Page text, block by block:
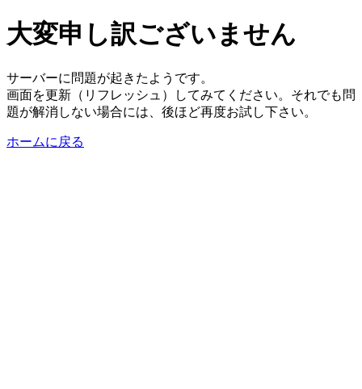
大変申し訳ございません
サーバーに問題が起きたようです。
画面を更新（リフレッシュ）してみてください。それでも問
題が解消しない場合には、後ほど再度お試し下さい。
ホームに戻る